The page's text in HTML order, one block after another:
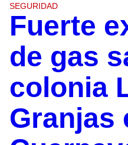
SEGURIDAD
Fuerte
de gas
colonia
Granjas